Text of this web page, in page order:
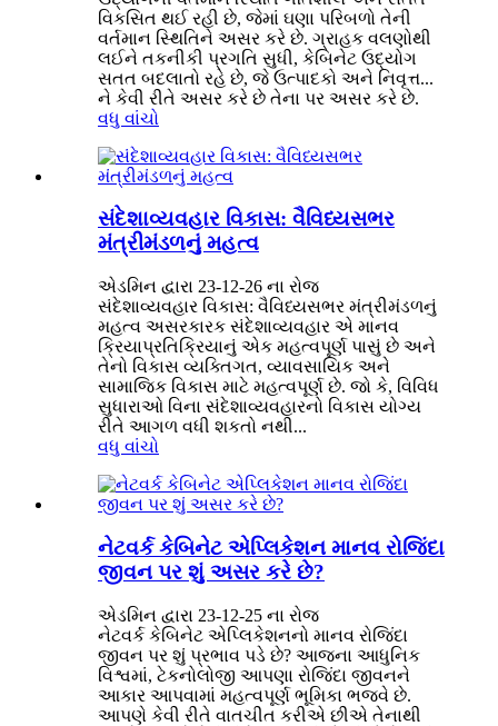
વિકસિત થઈ રહી છે, જેમાં ઘણા પરિબળો તેની
વર્તમાન સ્થિતિને અસર કરે છે. ગ્રાહક વલણોથી
લઈને તકનીકી પ્રગતિ સુધી, કેબિનેટ ઉદ્યોગ
સતત બદલાતો રહે છે, જે ઉત્પાદકો અને નિવૃત્ત...
ને કેવી રીતે અસર કરે છે તેના પર અસર કરે છે.
વધુ વાંચો
સંદેશાવ્યવહાર વિકાસ: વૈવિધ્યસભર
મંત્રીમંડળનું મહત્વ
એડમિન દ્વારા 23-12-26 ના રોજ
સંદેશાવ્યવહાર વિકાસ: વૈવિધ્યસભર મંત્રીમંડળનું
મહત્વ અસરકારક સંદેશાવ્યવહાર એ માનવ
ક્રિયાપ્રતિક્રિયાનું એક મહત્વપૂર્ણ પાસું છે અને
તેનો વિકાસ વ્યક્તિગત, વ્યાવસાયિક અને
સામાજિક વિકાસ માટે મહત્વપૂર્ણ છે. જો કે, વિવિધ
સુધારાઓ વિના સંદેશાવ્યવહારનો વિકાસ યોગ્ય
રીતે આગળ વધી શકતો નથી...
વધુ વાંચો
નેટવર્ક કેબિનેટ એપ્લિકેશન માનવ રોજિંદા
જીવન પર શું અસર કરે છે?
એડમિન દ્વારા 23-12-25 ના રોજ
નેટવર્ક કેબિનેટ એપ્લિકેશનનો માનવ રોજિંદા
જીવન પર શું પ્રભાવ પડે છે? આજના આધુનિક
વિશ્વમાં, ટેકનોલોજી આપણા રોજિંદા જીવનને
આકાર આપવામાં મહત્વપૂર્ણ ભૂમિકા ભજવે છે.
આપણે કેવી રીતે વાતચીત કરીએ છીએ તેનાથી